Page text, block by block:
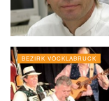
BEZIRK VÖCKLABRUCK